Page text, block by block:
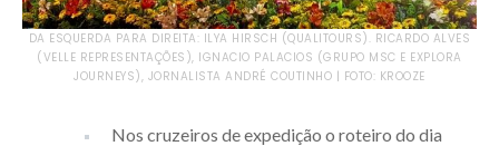
DA ESQUERDA PARA DIREITA: ILYA HIRSCH (QUALITOURS). RICARDO ALVES
(VELLE REPRESENTAÇÕES), IGNACIO PALACIOS (GRUPO MSC E EXPLORA
JOURNEYS), JORNALISTA ANDRÉ COUTINHO | FOTO: KROOZE
Nos cruzeiros de expedição o roteiro do dia